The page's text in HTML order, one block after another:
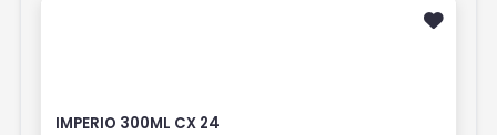
IMPERIO 300ML CX 24